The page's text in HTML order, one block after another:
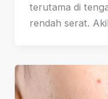
terutama di
rendah serat.